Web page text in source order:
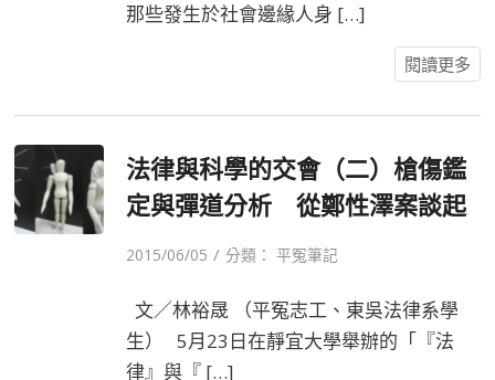
那些發生於社會邊緣人身 […]
閱讀更多
法律與科學的交會（二）槍傷鑑
定與彈道分析 從鄭性澤案談起
2015/06/05 / 分類：平冤筆記
文／林裕晟 （平冤志工、東吳法律系學
生） 5月23日在靜宜大學舉辦的「『法
律』與『 […]